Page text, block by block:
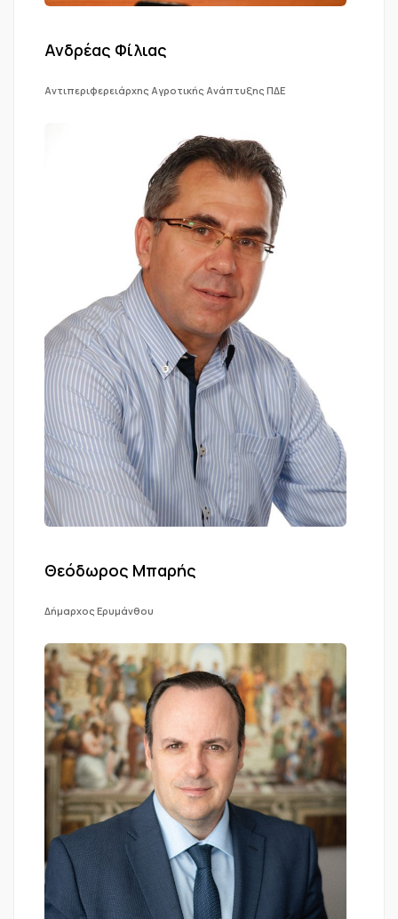
Ανδρέας Φίλιας
Αντιπεριφερειάρχης Αγροτικής Ανάπτυξης ΠΔΕ
Θεόδωρος Μπαρής
Δήμαρχος Ερυμάνθου